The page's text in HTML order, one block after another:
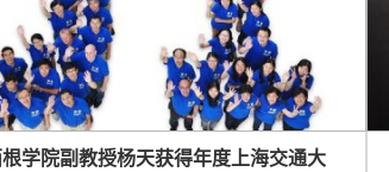
学院副教授杨天获得年度上海交通大